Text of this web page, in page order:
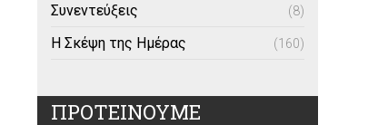
Συνεντεύξεις (8)
Η Σκέψη της Ημέρας (160)
ΠΡΟΤΕΙΝΟΥΜΕ